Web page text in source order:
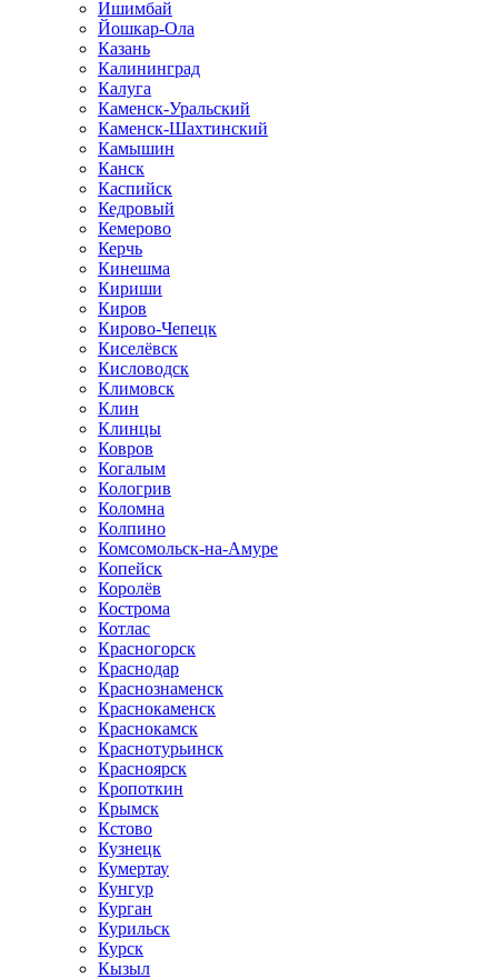
Ишимбай
Йошкар-Ола
Казань
Калининград
Калуга
Каменск-Уральский
Каменск-Шахтинский
Камышин
Канск
Каспийск
Кедровый
Кемерово
Керчь
Кинешма
Кириши
Киров
Кирово-Чепецк
Киселёвск
Кисловодск
Климовск
Клин
Клинцы
Ковров
Когалым
Кологрив
Коломна
Колпино
Комсомольск-на-Амуре
Копейск
Королёв
Кострома
Котлас
Красногорск
Краснодар
Краснознаменск
Краснокаменск
Краснокамск
Краснотурьинск
Красноярск
Кропоткин
Крымск
Кстово
Кузнецк
Кумертау
Кунгур
Курган
Курильск
Курск
Кызыл